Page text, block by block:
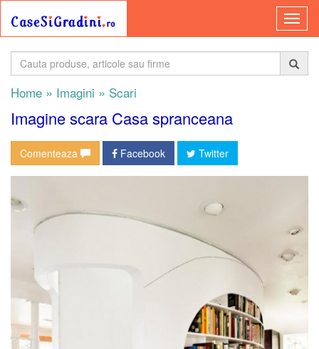
Home » Imagini » Scari
Imagine scara Casa spranceana
Comenteaza Facebook Twitter